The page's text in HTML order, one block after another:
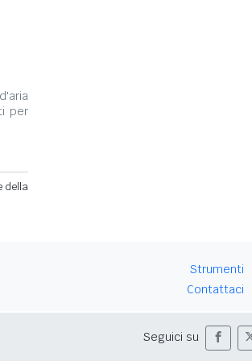
per
della
Strumenti
Contattaci
Seguici su